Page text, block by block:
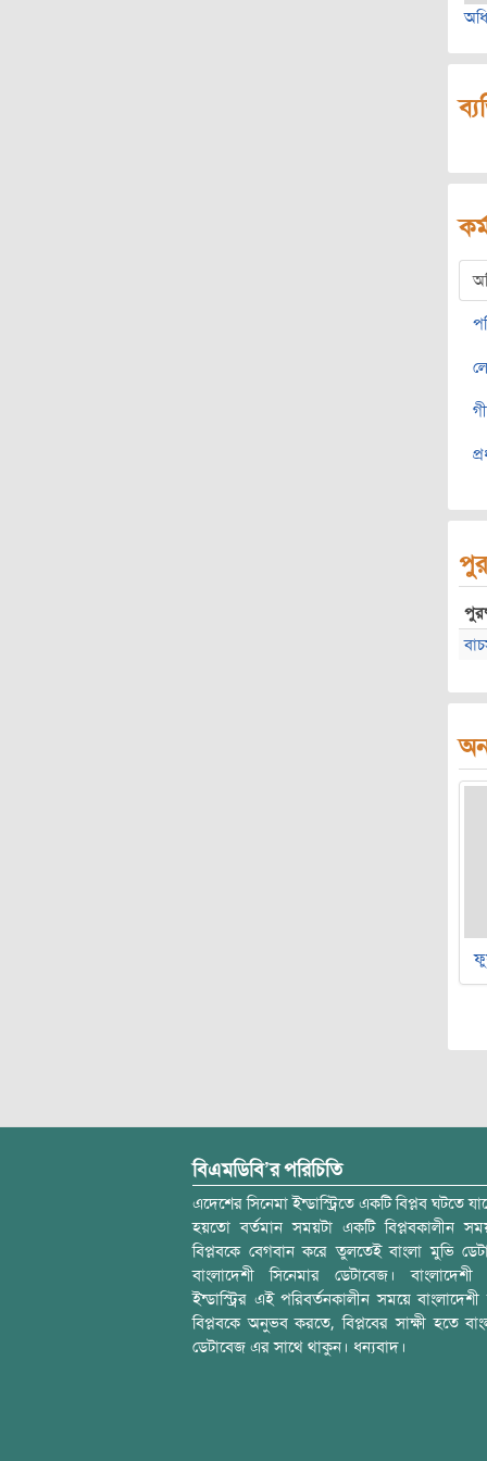
বিএমডিবি’র পরিচিতি
এদেশের সিনেমা ইন্ডাস্ট্রিতে একটি বিপ্লব ঘটতে
হয়তো বর্তমান সময়টা একটি বিপ্লবকালীন
বিপ্লবকে বেগবান করে তুলতেই বাংলা মুভি
বাংলাদেশী সিনেমার ডেটাবেজ। বাংলাদেশী
ইন্ডাস্ট্রির এই পরিবর্তনকালীন সময়ে বাংলাদেশী
বিপ্লবকে অনুভব করতে, বিপ্লবের সাক্ষী হতে
ডেটাবেজ এর সাথে থাকুন। ধন্যবাদ।